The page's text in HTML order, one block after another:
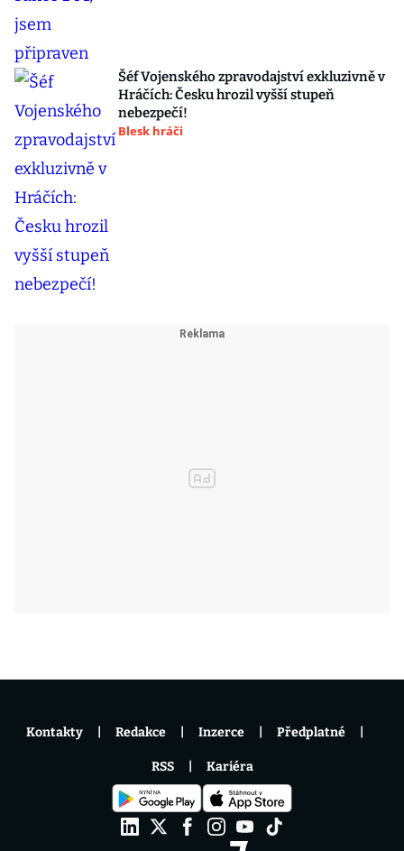
Šéf Vojenského zpravodajství exkluzivně v
Hráčích: Česku hrozil vyšší stupeň
nebezpečí!
Blesk hráči
Kontakty Redakce Inzerce Předplatné
RSS Kariéra